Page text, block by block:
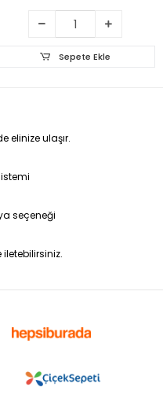
Sepete Ekle
elinize ulaşır.
seçeneği
iletebilirsiniz.